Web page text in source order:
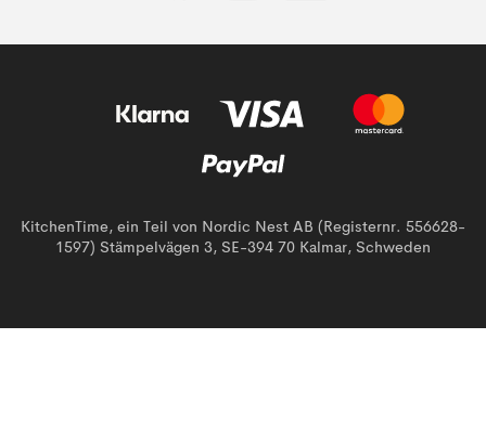
KitchenTime, ein Teil von Nordic Nest AB (Registernr. 556628-
1597) Stämpelvägen 3, SE-394 70 Kalmar, Schweden